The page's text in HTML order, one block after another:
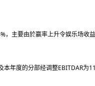
主要由於赢率上升令娱乐场
年度的分部经调整EBITDAR为